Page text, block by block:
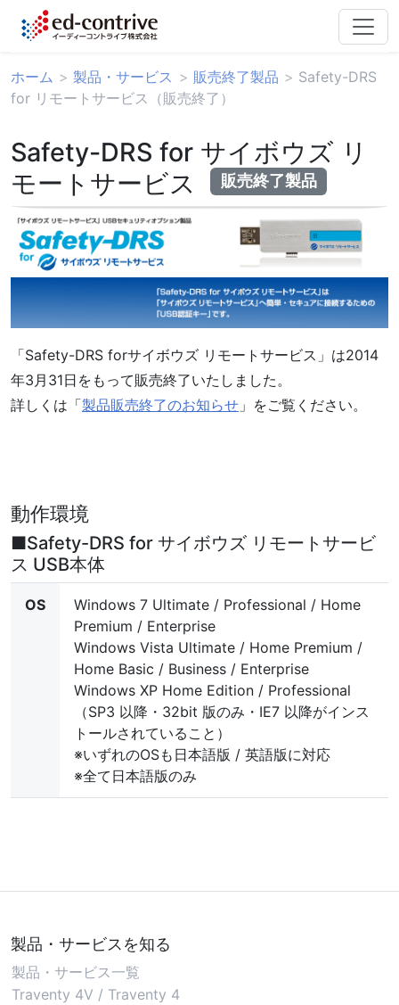
ホーム 製品・サービス 販売終了製品
Safety-DRS
for リモートサービス（販売終了）
Safety-DRS for サイボウズ リ
モートサービス
販売終了製品
「Safety-DRS forサイボウズ リモートサービス」は2014
年3月31日をもって販売終了いたしました。
詳しくは「製品販売終了のお知らせ 」をご覧ください。
動作環境
■Safety-DRS for サイボウズ リモートサービ
ス USB本体
OS
Windows 7 Ultimate / Professional / Home
Premium / Enterprise
Windows Vista Ultimate / Home Premium /
Home Basic / Business / Enterprise
Windows XP Home Edition / Professional
（SP3 以降・32bit 版のみ・IE7 以降がインス
トールされていること）
※いずれのOSも日本語版 / 英語版に対応
※全て日本語版のみ
製品・サービスを知る
製品・サービス一覧
Traventy 4V / Traventy 4